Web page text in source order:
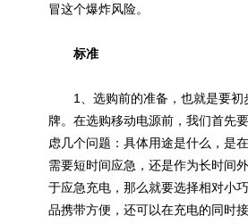
冒这个爆炸风险。
标准
1、选购前的准备，也就是要初
牌。在选购移动电源前，我们首先
虑几个问题：具体用途是什么，是
需要短时间应急，还是作为长时间
于应急充电，那么就要选择相对小
品携带方便，还可以在充电的同时